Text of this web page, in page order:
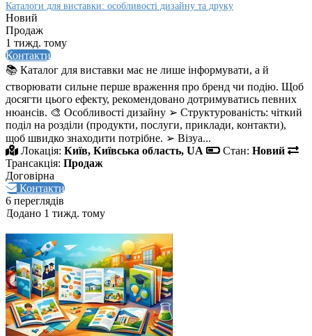
Каталоги для виставки: особливості дизайну та друку
Новий
Продаж
1 тижд. тому
Контакти
📚 Каталог для виставки має не лише інформувати, а й
створювати сильне перше враження про бренд чи подію. Щоб
досягти цього ефекту, рекомендовано дотримуватись певних
нюансів. 🎨 Особливості дизайну ➢ Структурованість: чіткий
поділ на розділи (продукти, послуги, приклади, контакти),
щоб швидко знаходити потрібне. ➢ Візуа...
Локація: Київ, Київська область, UA Стан: Новий
Трансакція: Продаж
Договірна
Контакти
6 переглядів
Додано 1 тижд. тому